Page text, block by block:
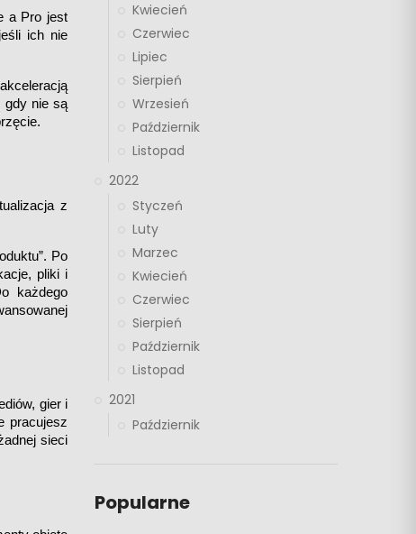
a Pro jest
ich nie
gdy nie są
z
Po
pliki i
każdego
gier i
pracujesz
sieci
Kwiecień
Czerwiec
Lipiec
Sierpień
Wrzesień
Październik
Listopad
2022
Styczeń
Luty
Marzec
Kwiecień
Czerwiec
Sierpień
Październik
Listopad
2021
Październik
Popularne